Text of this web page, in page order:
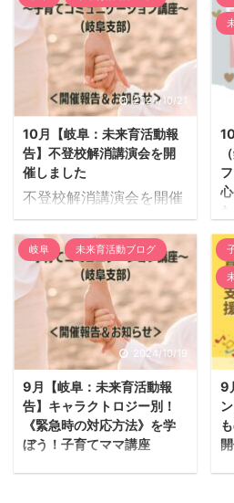
マホやゲームの実態等を
交えてお伝えする講座。
テーマが今の親子にとっ
てはとても大切なテーマ
なので、お伝えしたい事
がたくさんあり内容を絞
る事に苦労しましたがみ
なさんにとキャラクトロ
ジー ...
19日（土）に5感を育む
遊びとして「スタンプ遊
び」をしました！ 主催メ
ンバー 愛知支部2名、
参加者数 子ども8名が
集まってくれました！
【活動レポート】 新しい
場所での活動で、今まで
来てくれていた子たちよ
りもう少し歳が上の女の
子たちが新しく参加して
くれるようになりまし
た。地域に住む子の参加
と、参加した子が他の子
を呼んできてくれるよう
になってきました。 カバ
ンを作ろうのテーマに沿
って、いろいろな模造紙
に大き ...
2024/10/21
10月【岐阜：未来育活動報
告】不登校解消講演会を開
催しました
不登校解消講演会を開催
しました！ 10月25日、
不登校解消講演会”をみ
んなの森 ぎふメディア
コスモスにて開催しまし
た！31人もの方がご参加
くださいました。 ／
開催レポート！ ＼ キャ
ラクトロジーの知識と外
的要因から不登校になる
根本原因とそのキャラ別
対処法をお伝えする講演
岐阜 未来育活動ブログ
2024/10/19
9月【岐阜：未来育活動報
告】キャラクトロジー別！
《緊急時の対応方法》を学
ぼう！子育てママ講座
《災害・不審者・緊急時
9